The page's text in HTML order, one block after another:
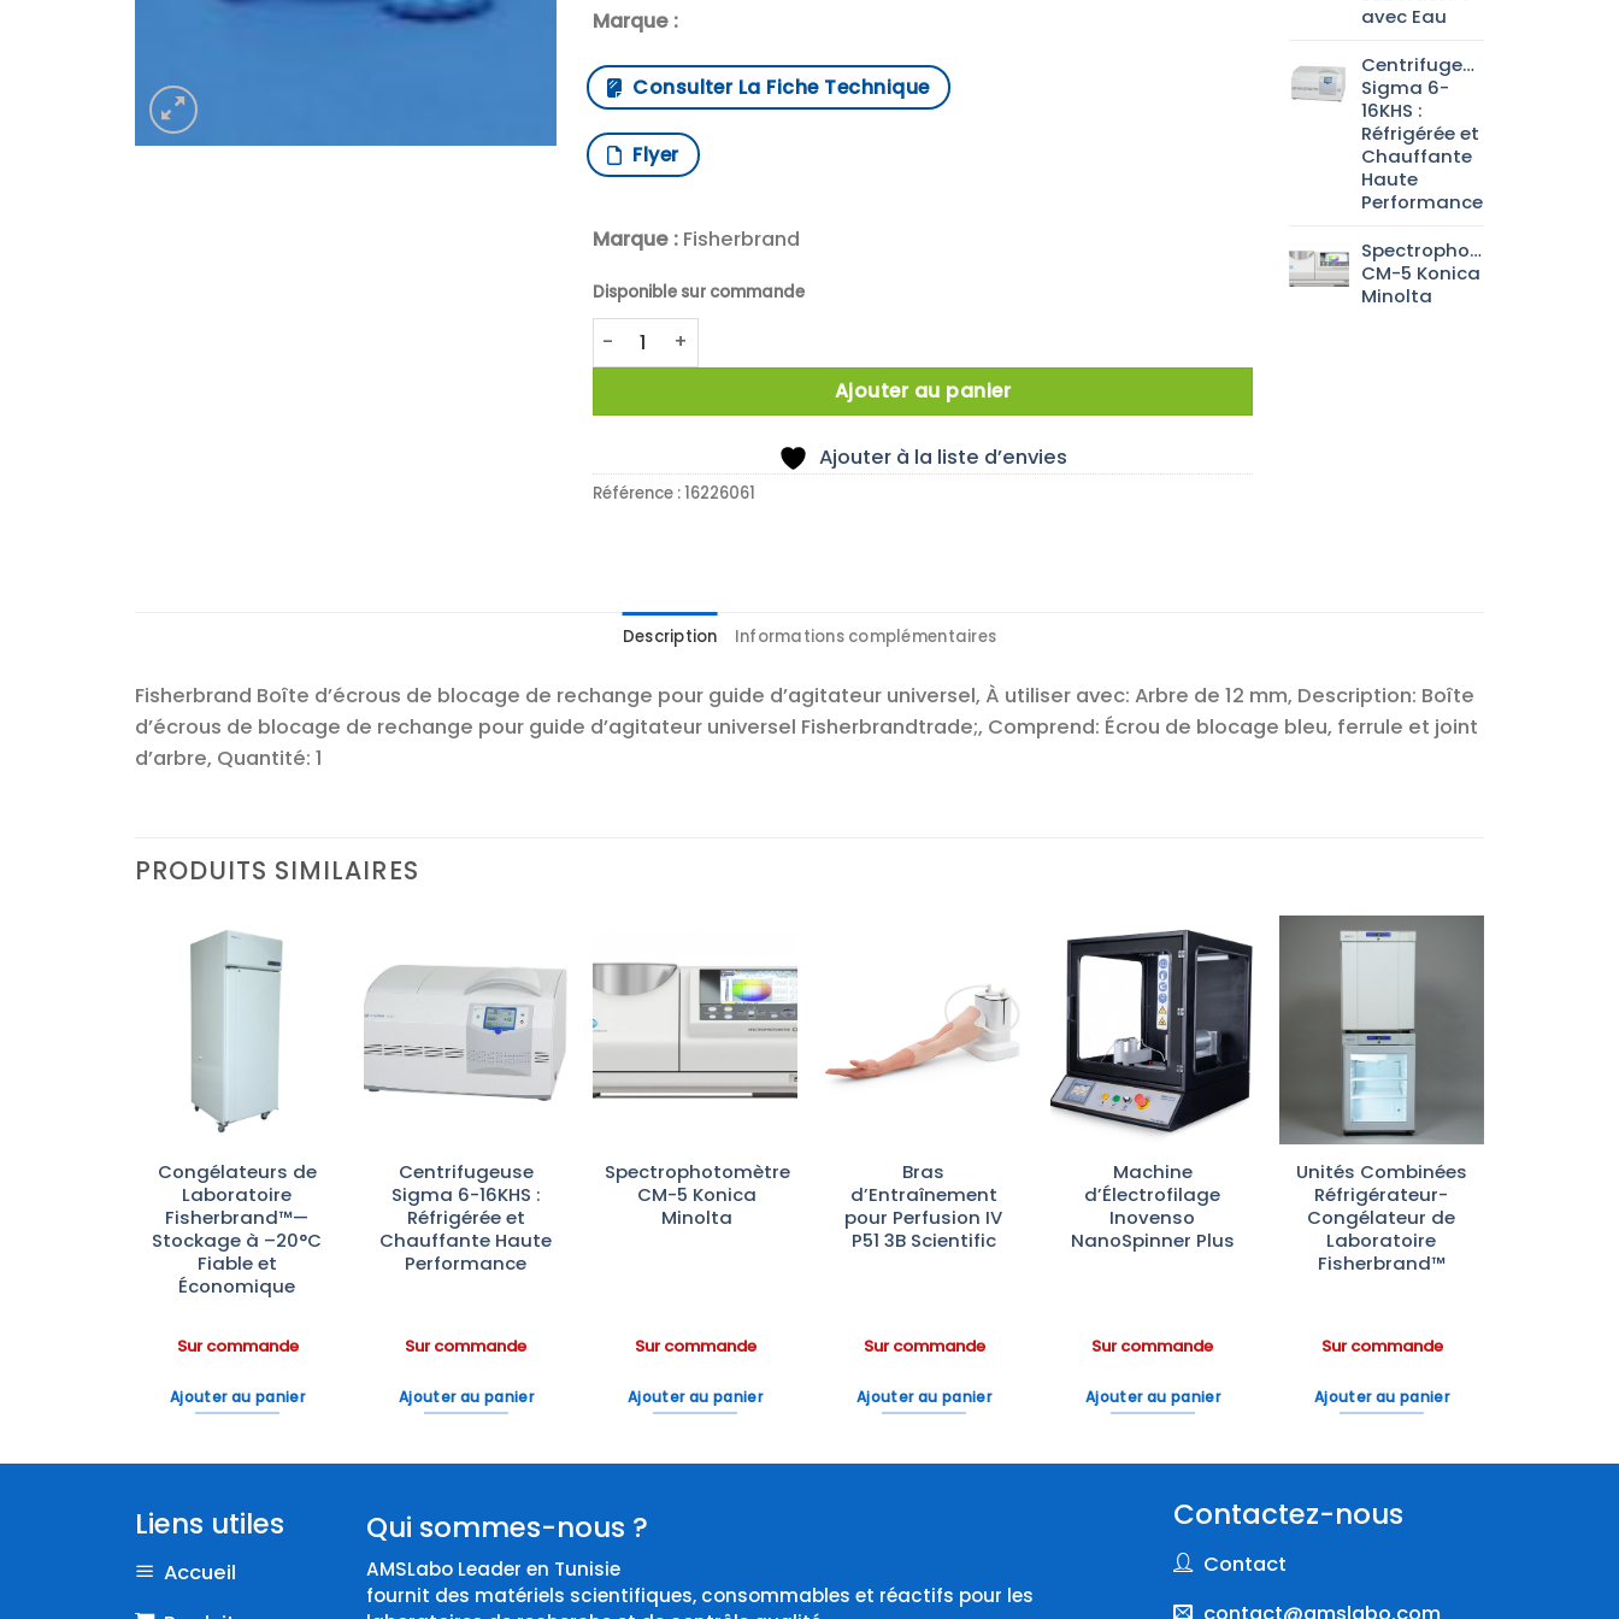
Marque :
Consulter La Fiche Technique
Flyer
Marque :Fisherbrand
Disponible sur commande
quantité de X5 Fisherbrand Universal V7 Replacement Lock Nut P
Ajouter au panier
Ajouter à la liste d’envies
Référence :16226061
avec Eau
Centrifugeuse
Sigma 6-
16KHS :
Réfrigérée et
Chauffante
Haute
Performance
Spectrophotomètre
CM-5 Konica
Minolta
Description Informations complémentaires
Fisherbrand Boîte d’écrous de blocage de rechange pour guide d’agitateur universel, À utiliser avec: Arbre de 12 mm, Description: Boîte
d’écrous de blocage de rechange pour guide d’agitateur universel Fisherbrandtrade;, Comprend: Écrou de blocage bleu, ferrule et joint
d’arbre, Quantité: 1
PRODUITS SIMILAIRES
Congélateurs de
Laboratoire
Fisherbrand™—
Stockage à –20°C
Fiable et
Économique
Sur commande
Ajouter au panier
Ajouter
d’envies
Centrifugeuse
Sigma 6-16KHS :
Réfrigérée et
Chauffante Haute
Performance
Sur commande
Ajouter au panier
Ajouter
Spectrophotomètre
CM-5 Konica
Minolta
Sur commande
Ajouter au panier
Ajouter
à la liste
d’envies
Bras
d’Entraînement
pour Perfusion IV
P51 3B Scientific
Sur commande
Ajouter au panier
Ajouter
à la liste
d’envies
Machine
d’Électrofilage
Inovenso
NanoSpinner Plus
Sur commande
Ajouter au panier
Ajouter
à la liste
Unités Combinées
Réfrigérateur-
Congélateur de
Laboratoire
Fisherbrand™
Sur commande
Ajouter au panier
Liens utiles
Accueil
Qui sommes-nous ?
AMSLabo Leader en Tunisie
fournit des matériels scientifiques, consommables et réactifs pour les
Contactez-nous
Contact